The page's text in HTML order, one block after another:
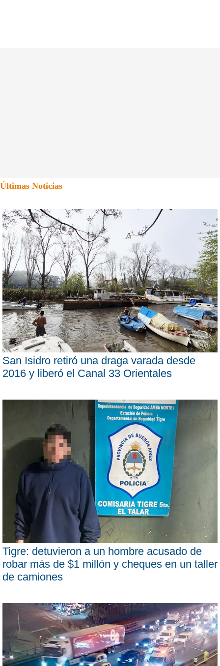
Últimas Noticias
San Isidro retiró una draga varada desde
2016 y liberó el Canal 33 Orientales
Tigre: detuvieron a un hombre acusado de
robar más de $1 millón y cheques en un taller
de camiones